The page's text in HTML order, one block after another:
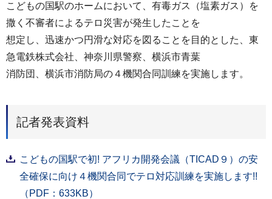
こどもの国駅のホームにおいて、有毒ガス（塩素ガス）を
撒く不審者によるテロ災害が発生したことを
想定し、迅速かつ円滑な対応を図ることを目的とした、東
急電鉄株式会社、神奈川県警察、横浜市青葉
消防団、横浜市消防局の４機関合同訓練を実施します。
記者発表資料
こどもの国駅で初! アフリカ開発会議（TICAD９）の安
全確保に向け４機関合同でテロ対応訓練を実施します!!
（PDF：633KB）